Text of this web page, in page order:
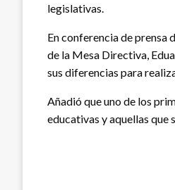
legislativas.
En conferencia de prensa
de la Mesa Directiva,
sus diferencias para
Añadió que uno de los
educativas y aquellas que